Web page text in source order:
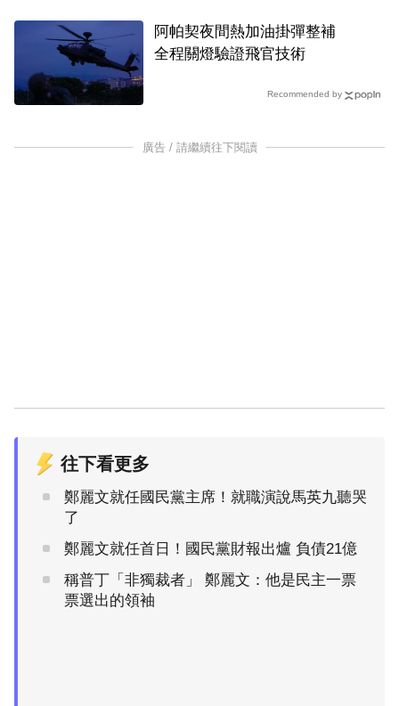
阿帕契夜間熱加油掛彈整補
全程關燈驗證飛官技術
Recommended by
廣告 / 請繼續往下閱讀
往下看更多
鄭麗文就任國民黨主席！就職演說馬英九聽哭
了
鄭麗文就任首日！國民黨財報出爐 負債21億
稱普丁「非獨裁者」 鄭麗文：他是民主一票
票選出的領袖